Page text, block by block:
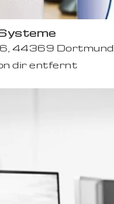
44369 Dortmund
dir entfernt